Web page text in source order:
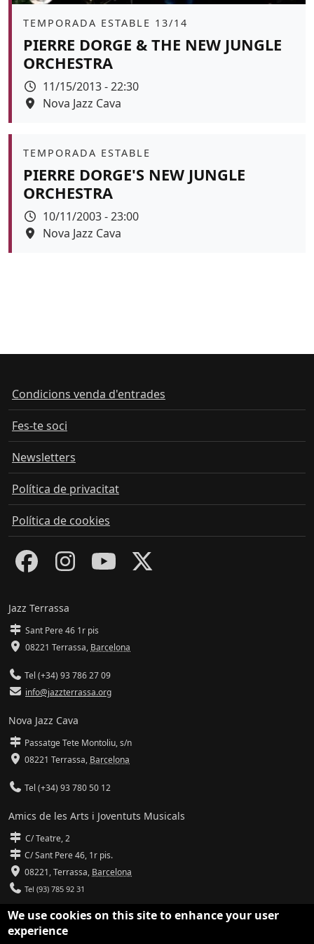
Àmbit
TEMPORADA ESTABLE 13/14
PIERRE DORGE & THE NEW JUNGLE
ORCHESTRA
Data
11/15/2013 - 22:30
Espai
Nova Jazz Cava
Àmbit
TEMPORADA ESTABLE
PIERRE DORGE'S NEW JUNGLE
ORCHESTRA
Data
10/11/2003 - 23:00
Espai
Nova Jazz Cava
Condicions venda d'entrades
Fes-te soci
Newsletters
Política de privacitat
Política de cookies
Jazz Terrassa
Sant Pere 46 1r pis
08221 Terrassa, Barcelona
Tel (+34) 93 786 27 09
info@jazzterrassa.org
Nova Jazz Cava
Passatge Tete Montoliu, s/n
08221 Terrassa, Barcelona
Tel (+34) 93 780 50 12
Amics de les Arts i Joventuts Musicals
C/ Teatre, 2
C/ Sant Pere 46, 1r pis.
08221,Terrassa, Barcelona
Tel (93) 785 92 31
info@amicsdelesarts-jjmm.cat
We use cookies on this site to enhance your user
experience